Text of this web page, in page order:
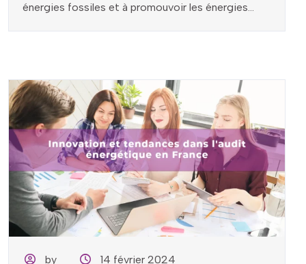
énergies fossiles et à promouvoir les énergies...
by
14 février 2024